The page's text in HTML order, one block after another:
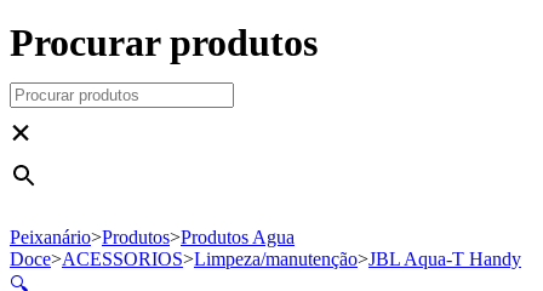
Procurar produtos
×
Peixanário>Produtos>Produtos Agua
Doce>ACESSORIOS>Limpeza/manutenção>JBL Aqua-T Handy
🔍